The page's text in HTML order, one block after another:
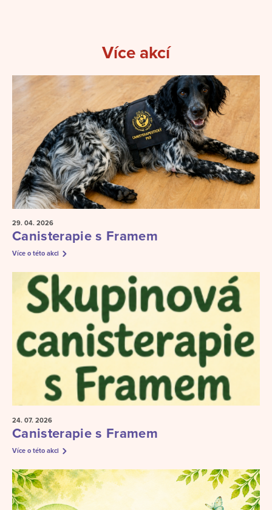
Více akcí
29. 04. 2026
Canisterapie s Framem
Více o této akci
24. 07. 2026
Canisterapie s Framem
Více o této akci